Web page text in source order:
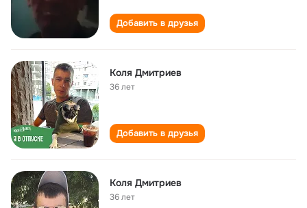
Добавить в друзья
Коля Дмитриев
36 лет
Добавить в друзья
Коля Дмитриев
36 лет